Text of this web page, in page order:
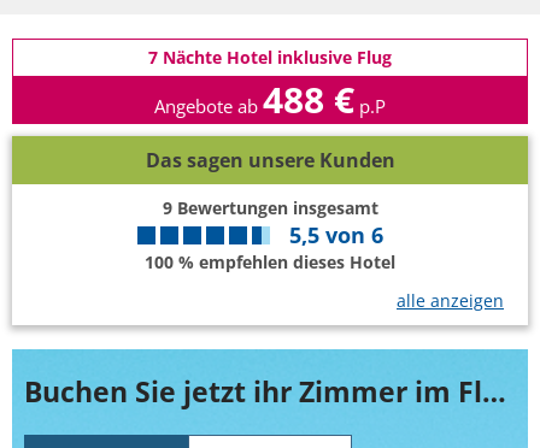
7 Nächte Hotel inklusive Flug
Angebote ab 488 € p.P
Das sagen unsere Kunden
9Bewertungen insgesamt
5,5 von 6
100 % empfehlen dieses Hotel
alle anzeigen
Buchen Sie jetzt ihr Zimmer im Florida Limone